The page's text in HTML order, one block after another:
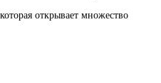
открывает множество